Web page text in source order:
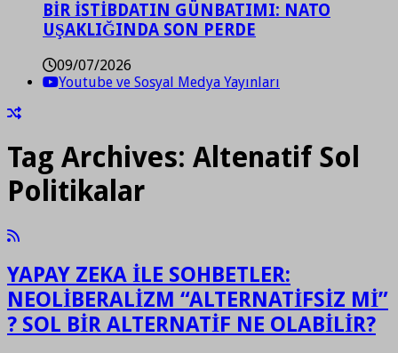
BİR İSTİBDATIN GÜNBATIMI: NATO
UŞAKLIĞINDA SON PERDE
09/07/2026
Youtube ve Sosyal Medya Yayınları
Tag Archives: Altenatif Sol
Politikalar
YAPAY ZEKA İLE SOHBETLER:
NEOLİBERALİZM “ALTERNATİFSİZ Mİ”
? SOL BİR ALTERNATİF NE OLABİLİR?